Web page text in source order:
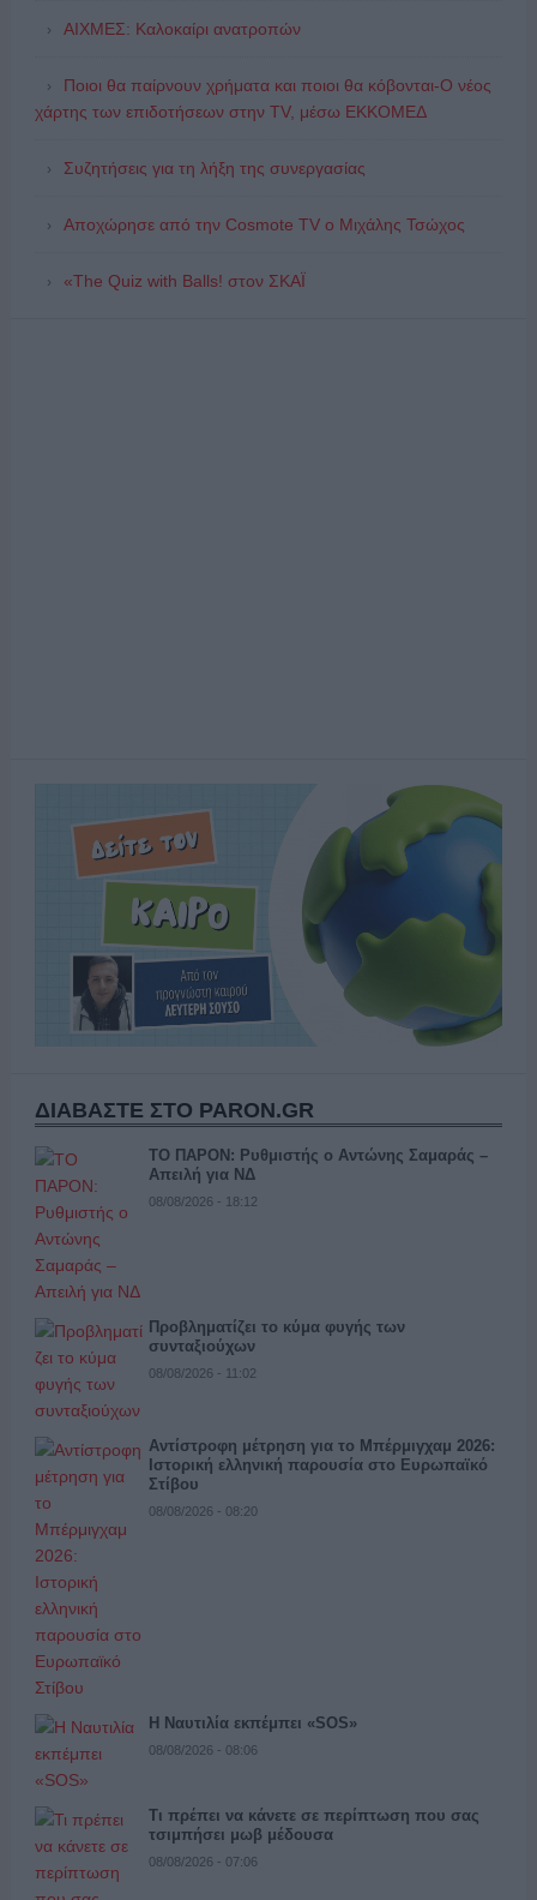
ΑΙΧΜΕΣ: Καλοκαίρι ανατροπών
Ποιοι θα παίρνουν χρήματα και ποιοι θα κόβονται-Ο νέος
χάρτης των επιδοτήσεων στην TV, μέσω ΕΚΚΟΜΕΔ
Συζητήσεις για τη λήξη της συνεργασίας
Αποχώρησε από την Cosmote TV o Μιχάλης Τσώχος
«The Quiz with Balls! στον ΣΚΑΪ
ΔΙΑΒΑΣΤΕ ΣΤΟ PARON.GR
ΤΟ ΠΑΡΟΝ: Ρυθμιστής ο Αντώνης Σαμαράς –
Απειλή για ΝΔ
08/08/2026 - 18:12
Προβληματίζει το κύμα φυγής των
συνταξιούχων
08/08/2026 - 11:02
Αντίστροφη μέτρηση για το Μπέρμιγχαμ 2026:
Ιστορική ελληνική παρουσία στο Ευρωπαϊκό
Στίβου
08/08/2026 - 08:20
Η Ναυτιλία εκπέμπει «SOS»
08/08/2026 - 08:06
Τι πρέπει να κάνετε σε περίπτωση που σας
τσιμπήσει μωβ μέδουσα
08/08/2026 - 07:06